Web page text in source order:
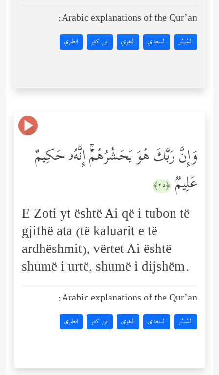
Arabic explanations of the Qur’an:
المُيسَّر السعدي البغوي ابن كثير الطبري
وَإِنَّ رَبَّكَ هُوَ یَحۡشُرُهُمۡۚ إِنَّهُۥ حَكِیمٌ
عَلِیمࣱ ﴿٢٥﴾
E Zoti yt është Ai që i tubon të
gjithë ata (të kaluarit e të
ardhëshmit), vërtet Ai është
shumë i urtë, shumë i dijshëm.
Arabic explanations of the Qur’an:
المُيسَّر السعدي البغوي ابن كثير الطبري